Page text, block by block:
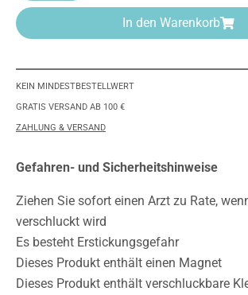
In den Warenkorb
KEIN MINDESTBESTELLWERT
GRATIS VERSAND AB 100 €
ZAHLUNG & VERSAND
Gefahren- und Sicherheitshinweise
Ziehen Sie sofort einen Arzt zu Rate,
verschluckt wird
Es besteht Erstickungsgefahr
Dieses Produkt enthält einen Magnet
Dieses Produkt enthält verschluckbare